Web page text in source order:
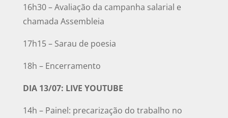
16h30 – Avaliação da campanha salarial e
chamada Assembleia
17h15 – Sarau de poesia
18h – Encerramento
DIA 13/07: LIVE YOUTUBE
14h – Painel: precarização do trabalho no